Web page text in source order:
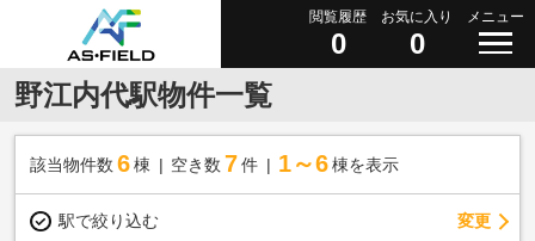
閲覧履歴
0
お気に入り
0
メニュー
野江内代駅物件一覧
該当物件数 6棟 空き数 7 件 1～6 棟を表示
駅で絞り込む 変更